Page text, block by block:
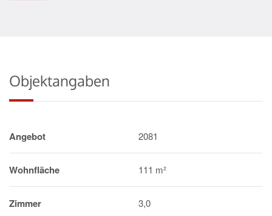
Objektangaben
Angebot 2081
Wohnfläche 111 m²
Zimmer 3,0